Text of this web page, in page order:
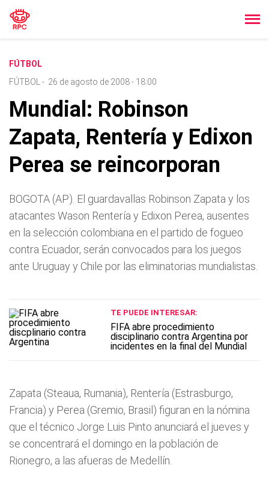
FÚTBOL
FÚTBOL
- 26 de agosto de 2008 - 18:00
Mundial: Robinson
Zapata, Renterí­a y Edixon
Perea se reincorporan
BOGOTA (AP). El guardavallas Robinson Zapata y los
atacantes Wason Renterí­a y Edixon Perea, ausentes
en la selección colombiana en el partido de fogueo
contra Ecuador, serán convocados para los juegos
ante Uruguay y Chile por las eliminatorias mundialistas.
TE PUEDE INTERESAR:
FIFA abre procedimiento
disciplinario contra Argentina por
incidentes en la final del Mundial
Zapata (Steaua, Rumania), Renterí­a (Estrasburgo,
Francia) y Perea (Gremio, Brasil) figuran en la nómina
que el técnico Jorge Luis Pinto anunciará el jueves y
se concentrará el domingo en la población de
Rionegro, a las afueras de Medellí­n.